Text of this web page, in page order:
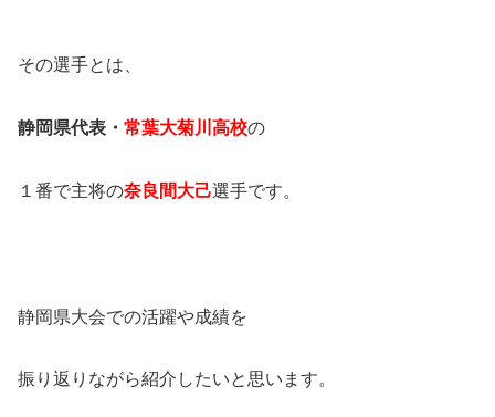
その選手とは、
静岡県代表・ 常葉大菊川高校の
１番で主将の奈良間大己選手です。
静岡県大会での活躍や成績を
振り返りながら紹介したいと思います。